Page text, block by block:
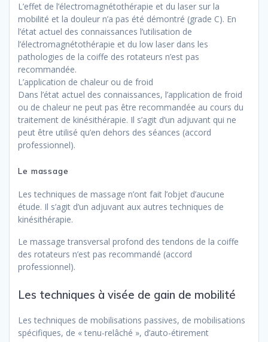
L’effet de l’électromagnétothérapie et du laser sur la
mobilité et la douleur n’a pas été démontré (grade C). En
l’état actuel des connaissances l’utilisation de
l’électromagnétothérapie et du low laser dans les
pathologies de la coiffe des rotateurs n’est pas
recommandée.
L’application de chaleur ou de froid
Dans l’état actuel des connaissances, l’application de froid
ou de chaleur ne peut pas être recommandée au cours du
traitement de kinésithérapie. Il s’agit d’un adjuvant qui ne
peut être utilisé qu’en dehors des séances (accord
professionnel).
Le massage
Les techniques de massage n’ont fait l’objet d’aucune
étude. Il s’agit d’un adjuvant aux autres techniques de
kinésithérapie.
Le massage transversal profond des tendons de la coiffe
des rotateurs n’est pas recommandé (accord
professionnel).
Les techniques à visée de gain de mobilité
Les techniques de mobilisations passives, de mobilisations
spécifiques, de « tenu-relâché », d’auto-étirement